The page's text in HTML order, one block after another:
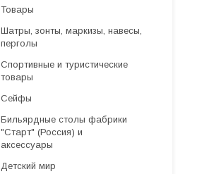
Товары
Шатры, зонты, маркизы, навесы,
перголы
Спортивные и туристические
товары
Сейфы
Бильярдные столы фабрики
"Cтарт" (Россия) и
аксессуары
Детский мир